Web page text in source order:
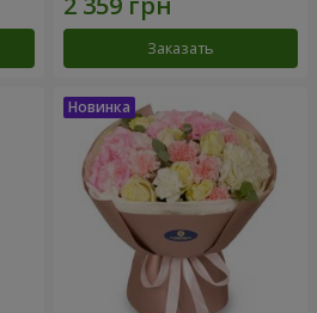
Заказать